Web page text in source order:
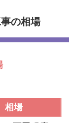
の相場
相場